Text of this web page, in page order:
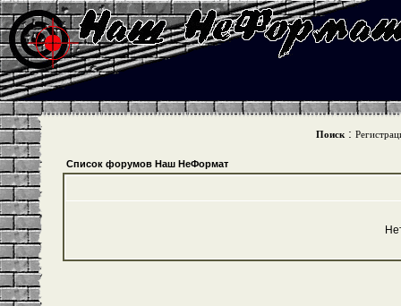
Поиск :
Список форумов Наш НеФормат